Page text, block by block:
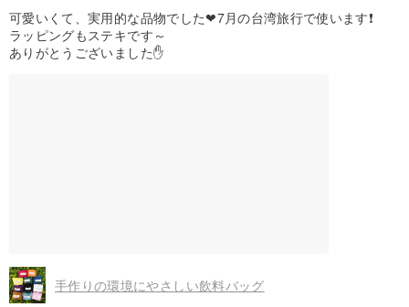
可愛いくて、実用的な品物でした❤7月の台湾旅行で使います❗
ラッピングもステキです～
ありがとうございました✋
手作りの環境にやさしい飲料バッグ